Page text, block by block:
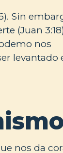
Sin
(Juan
nos
levantado
nos da